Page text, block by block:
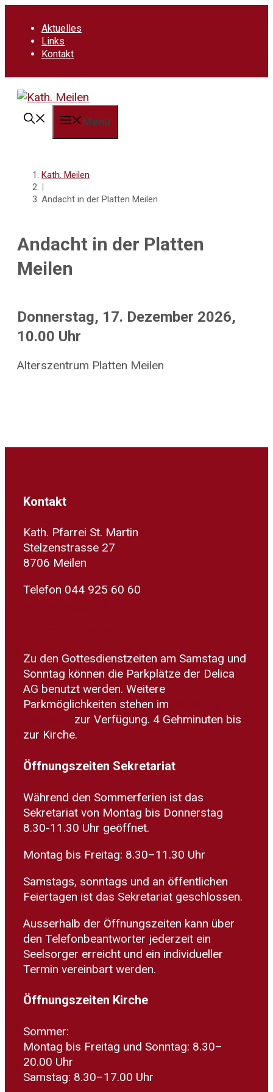
Inhalt
Aktuelles
Links
Kontakt
Menu
Kath. Meilen
|
Andacht in der Platten Meilen
Andacht in der Platten
Meilen
Donnerstag, 17. Dezember 2026,
10.00 Uhr
Alterszentrum Platten Meilen
Kontakt
Kath. Pfarrei St. Martin
Stelzenstrasse 27
8706 Meilen
Telefon 044 925 60 60
Zu den Gottesdienstzeiten am Samstag und
Sonntag können die Parkplätze der Delica
AG benutzt werden. Weitere
Parkmöglichkeiten stehen im
zur Verfügung. 4 Gehminuten bis
zur Kirche.
Öffnungszeiten Sekretariat
Während den Sommerferien ist das
Sekretariat von Montag bis Donnerstag
8.30-11.30 Uhr geöffnet.
Montag bis Freitag: 8.30–11.30 Uhr
Samstags, sonntags und an öffentlichen
Feiertagen ist das Sekretariat geschlossen.
Ausserhalb der Öffnungszeiten kann über
den Telefonbeantworter jederzeit ein
Seelsorger erreicht und ein individueller
Termin vereinbart werden.
Öffnungszeiten Kirche
Sommer:
Montag bis Freitag und Sonntag: 8.30–
20.00 Uhr
Samstag: 8.30–17.00 Uhr